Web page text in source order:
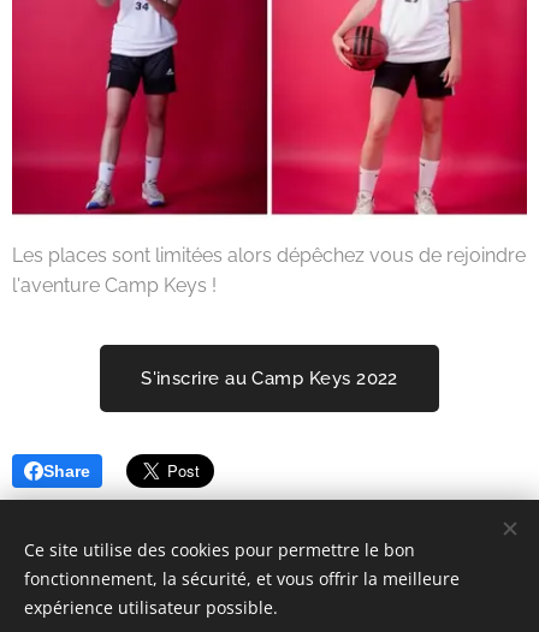
Les places sont limitées alors dépêchez vous de rejoindre
l'aventure Camp Keys !
S'inscrire au Camp Keys 2022
Share
Ce site utilise des cookies pour permettre le bon
fonctionnement, la sécurité, et vous offrir la meilleure
expérience utilisateur possible.